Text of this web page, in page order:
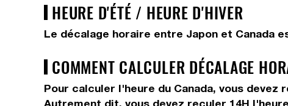
HEURE D'ÉTÉ / HEURE D'HIVER
Le décalage horaire entre Japon et Canada
COMMENT CALCULER DÉCALAGE
Pour calculer l'heure du Canada, vous devez
Autrement dit, vous devez reculer 14H